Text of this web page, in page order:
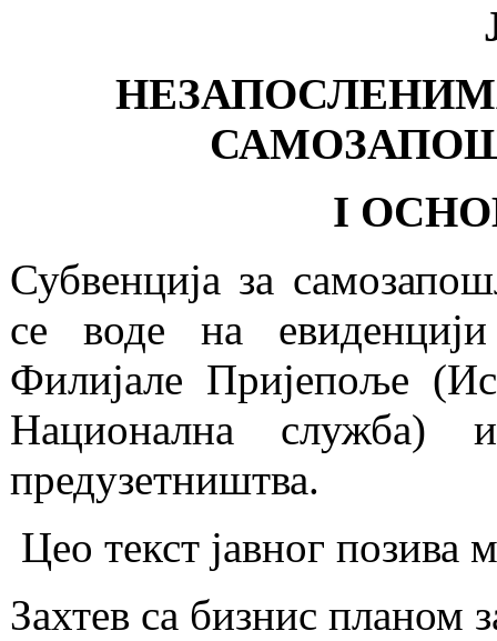
I
Субвенција за
се воде на
Филијале Пријепоље
Национална служба)
предузетништва.
Цео текст јавног позива
Захтев са бизнис планом